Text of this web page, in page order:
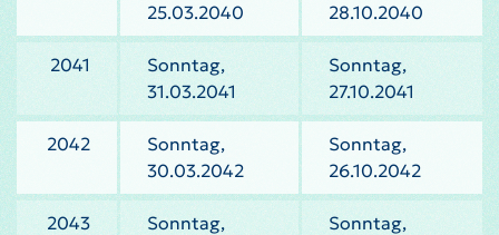
25.03.2040
28.10.2040
2041
Sonntag,
31.03.2041
Sonntag,
27.10.2041
2042
Sonntag,
30.03.2042
Sonntag,
26.10.2042
2043
Sonntag,
Sonntag,